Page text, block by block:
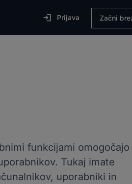
 Prijava Začni
funkcijami omogočajo
Tukaj imate
uporabniki in